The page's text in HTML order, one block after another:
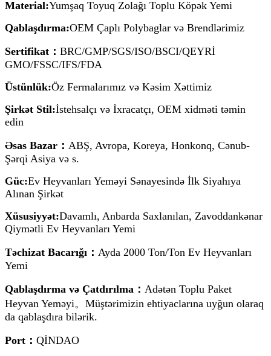
Material:Yumşaq Toyuq Zolağı Toplu Köpək Yemi
Qablaşdırma:OEM Çaplı Polybaglar və Brendlərimiz
Sertifikat： BRC/GMP/SGS/ISO/BSCI/QEYRİ
GMO/FSSC/IFS/FDA
Üstünlük:Öz Fermalarımız və Kəsim Xəttimiz
Şirkət Stil:İstehsalçı və İxracatçı, OEM xidməti təmin
edin
Əsas Bazar： ABŞ, Avropa, Koreya, Honkonq, Cənub-
Şərqi Asiya və s.
Güc:Ev Heyvanları Yeməyi Sənayesində İlk Siyahıya
Alınan Şirkət
Xüsusiyyət:Davamlı, Anbarda Saxlanılan, Zavoddankənar
Qiymətli Ev Heyvanları Yemi
Təchizat Bacarığı： Ayda 2000 Ton/Ton Ev Heyvanları
Yemi
Qablaşdırma və Çatdırılma： Adətən Toplu Paket
Heyvan Yeməyi。Müştərimizin ehtiyaclarına uyğun olaraq
da qablaşdıra bilərik.
Port： QİNDAO